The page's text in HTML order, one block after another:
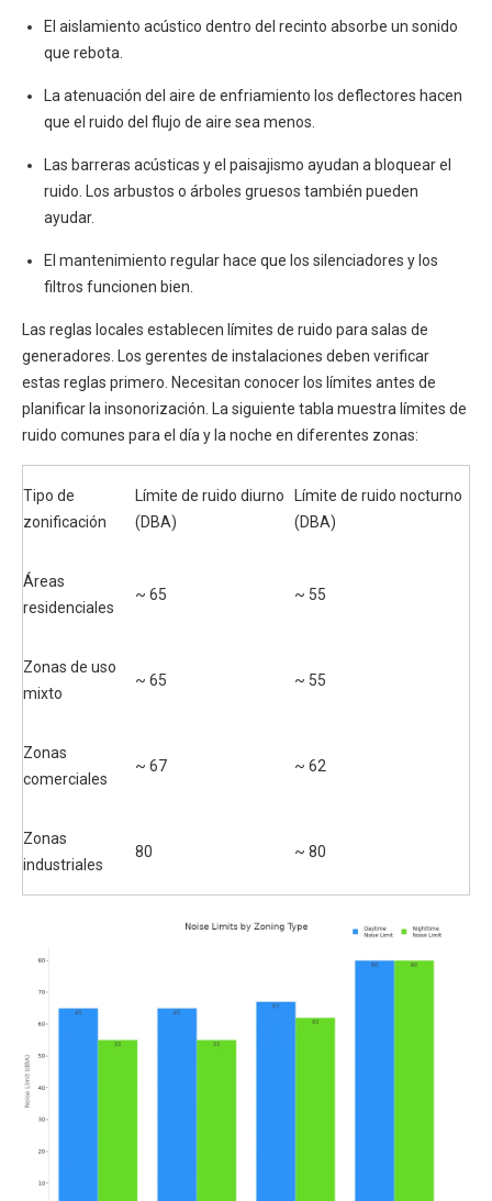
El aislamiento acústico dentro del recinto absorbe un sonido
que rebota.
La atenuación del aire de enfriamiento los deflectores hacen
que el ruido del flujo de aire sea menos.
Las barreras acústicas y el paisajismo ayudan a bloquear el
ruido. Los arbustos o árboles gruesos también pueden
ayudar.
El mantenimiento regular hace que los silenciadores y los
filtros funcionen bien.
Las reglas locales establecen límites de ruido para salas de
generadores. Los gerentes de instalaciones deben verificar
estas reglas primero. Necesitan conocer los límites antes de
planificar la insonorización. La siguiente tabla muestra límites de
ruido comunes para el día y la noche en diferentes zonas:
Tipo de
zonificación
Límite de ruido diurno
(DBA)
Límite de ruido nocturno
(DBA)
Áreas
residenciales
~ 65 ~ 55
Zonas de uso
mixto
~ 65 ~ 55
Zonas
comerciales
~ 67 ~ 62
Zonas
industriales
80 ~ 80